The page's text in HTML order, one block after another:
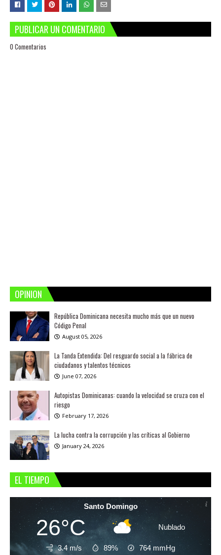
PUBLICAR UN COMENTARIO
0 Comentarios
OPINION
República Dominicana necesita mucho más que un nuevo
Código Penal
August 05, 2026
La Tanda Extendida: Del resguardo social a la fábrica de
ciudadanos y talentos técnicos
June 07, 2026
Autopistas Dominicanas: cuando la velocidad se cruza con el
riesgo
February 17, 2026
La lucha contra la corrupción y las críticas al Gobierno
January 24, 2026
EL TIEMPO
Santo Domingo
26°C Nublado
3.4 m/s 89% 764 mmHg